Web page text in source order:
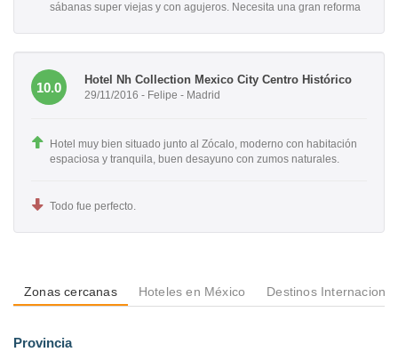
sábanas super viejas y con agujeros. Necesita una gran reforma
10.0
Hotel Nh Collection Mexico City Centro Histórico
29/11/2016 - Felipe - Madrid
Hotel muy bien situado junto al Zócalo, moderno con habitación
espaciosa y tranquila, buen desayuno con zumos naturales.
Todo fue perfecto.
Zonas cercanas Hoteles en México Destinos
Provincia